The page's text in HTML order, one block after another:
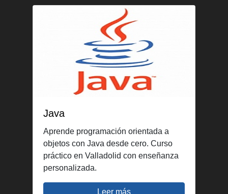
Java
Aprende programación orientada a
objetos con Java desde cero. Curso
práctico en Valladolid con enseñanza
personalizada.
Leer más